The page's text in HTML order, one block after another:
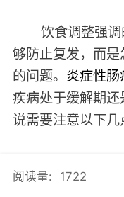
饮食调整强
够防止复发，而
的问题。 炎症性肠
疾病处于缓解期
说需要注意以下几
菜类分解为大分
阅读量: 1722